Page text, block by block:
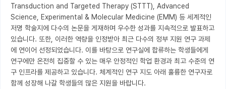
Transduction and Targeted Therapy (STTT), Advanced
Science, Experimental & Molecular Medicine (EMM) 등 세계적인
저명 학술지에 다수의 논문을 게재하며 우수한 성과를 지속적으로 발표하고
있습니다. 또한, 이러한 역량을 인정받아 최근 다수의 정부 지원 연구 과제
에 연이어 선정되었습니다. 이를 바탕으로 연구실에 합류하는 학생들에게
연구에만 온전히 집중할 수 있는 매우 안정적인 학업 환경과 최고 수준의 연
구 인프라를 제공하고 있습니다. 체계적인 연구 지도 아래 훌륭한 연구자로
함께 성장해 나갈 학생들의 많은 지원을 바랍니다.